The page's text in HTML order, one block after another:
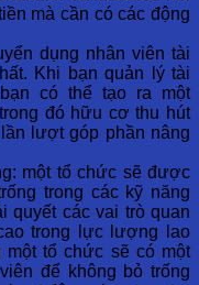
mà cần có các động
dụng nhân viên tài
Khi bạn quản lý tài
có thể tạo ra một
đó hữu cơ thu hút
lượt góp phần nâng
một tổ chức sẽ được
trong các kỹ năng
quyết các vai trò quan
trong lực lượng lao
tổ chức sẽ có một
để không bỏ trống